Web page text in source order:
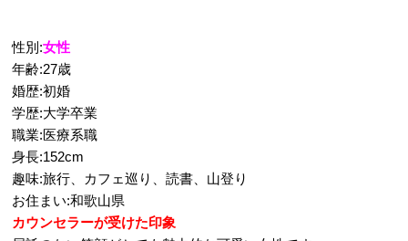
性別:女性
年齢:27歳
婚歴:初婚
学歴:大学卒業
職業:医療系職
身長:152cm
趣味:旅行、カフェ巡り、読書、山登り
お住まい:和歌山県
カウンセラーが受けた印象